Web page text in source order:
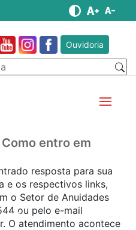
Ouvidoria
entro em
resposta para sua
e os respectivos links,
o Setor de Anuidades
ou pelo e-mail
. O atendimento acontece
MAIS...